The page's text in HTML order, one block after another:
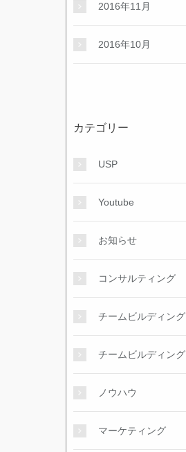
2016年11月
2016年10月
カテゴリー
USP
Youtube
お知らせ
コンサルティング
チームビルディング
チームビルディング
ノウハウ
マーケティング